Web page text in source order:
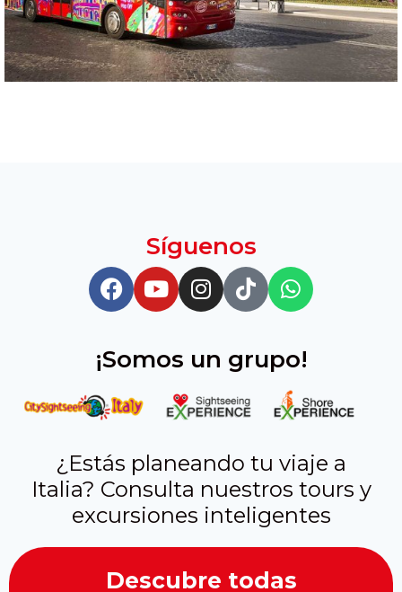
Síguenos
¡Somos un grupo!
¿Estás planeando tu viaje a
Italia? Consulta nuestros tours y
excursiones inteligentes
Descubre todas